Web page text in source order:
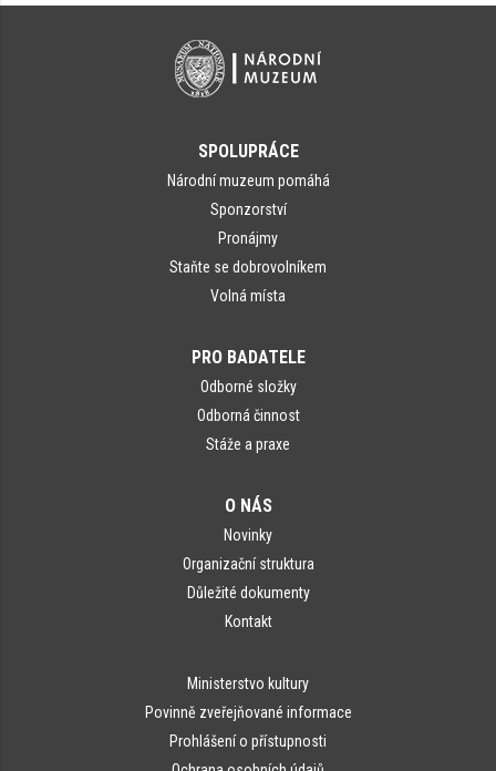
SPOLUPRÁCE
Národní muzeum pomáhá
Sponzorství
Pronájmy
Staňte se dobrovolníkem
Volná místa
PRO BADATELE
Odborné složky
Odborná činnost
Stáže a praxe
O NÁS
Novinky
Organizační struktura
Důležité dokumenty
Kontakt
Ministerstvo kultury
Povinně zveřejňované informace
Prohlášení o přístupnosti